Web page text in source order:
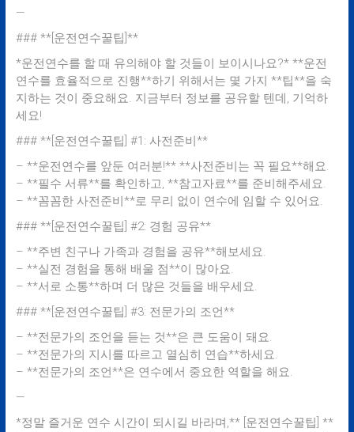
—
### **[운전연수꿀팁]**
*운전연수를 할 때 유의해야 할 것들이 보이시나요?* **운전
연수를 효율적으로 진행**하기 위해서는 몇 가지 **팁**을 숙
지하는 것이 중요해요. 지금부터 정보를 공유할 텐데, 기억하
세요!
### **[운전연수꿀팁] #1: 사전준비**
– **운전연수를 앞둔 여러분!** **사전준비는 꼭 필요**해요.
– **필수 서류**를 확인하고, **참고자료**를 준비해주세요.
– **꼼꼼한 사전준비**로 무리 없이 연수에 임할 수 있어요.
### **[운전연수꿀팁] #2: 경험 공유**
– **주변 친구나 가족과 경험을 공유**해보세요.
– **실전 경험을 통해 배울 점**이 많아요.
– **서로 소통**하며 더 많은 것들을 배우세요.
### **[운전연수꿀팁] #3: 전문가의 조언**
– **전문가의 조언을 듣는 것**은 큰 도움이 돼요.
– **전문가의 지시를 따르고 열심히 연습**하세요.
– **전문가의 조언**은 연수에서 중요한 역할을 해요.
—
*정말 즐거운 연수 시간이 되시길 바라며,** [운전연수꿀팁] **